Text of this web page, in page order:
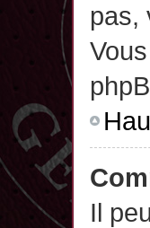
pas,
Il